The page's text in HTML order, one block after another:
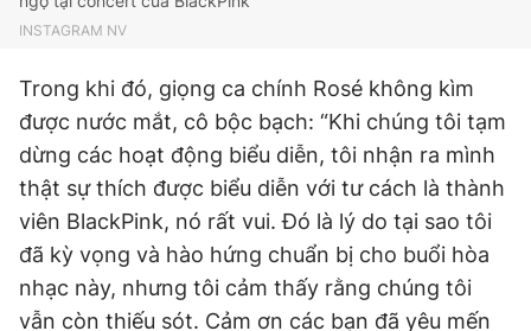
INSTAGRAM NV
Trong khi đó, giọng ca chính Rosé không kìm
được nước mắt, cô bộc bạch: “Khi chúng tôi tạm
dừng các hoạt động biểu diễn, tôi nhận ra mình
thật sự thích được biểu diễn với tư cách là thành
viên BlackPink, nó rất vui. Đó là lý do tại sao tôi
đã kỳ vọng và hào hứng chuẩn bị cho buổi hòa
nhạc này, nhưng tôi cảm thấy rằng chúng tôi
vẫn còn thiếu sót. Cảm ơn các bạn đã yêu mến